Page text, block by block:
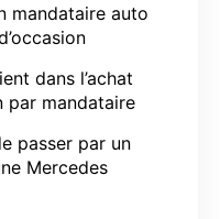
mandataire auto
dans l’achat
par mandataire
passer par un
Mercedes